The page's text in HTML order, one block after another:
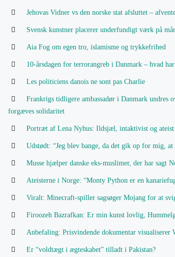
Jehovas Vidner vs den norske stat afsluttet –
Svensk kunstner placerer underfundigt værk på
Aia Fog om egen tro, islamisme og trykkefrihed
10-årsdagen for terrorangreb i Danmark – hvad
Les politiciens danois ne sont pas Charlie
Frankrigs tidligere ambassadør i Danmark undres
forgæves solidaritet
Portræt af Lena Nyhus: Ildsjæl, intaktivist og ateist
Udstødt: “Jeg blev bange, da det gik op for mig, at
Musse hjælper danske eks-muslimer, der har sagt
Ateisterne i Norge: “Monty Python er en
Viralt: Minecraft-spiller sagsøger Mojang for at
Firoozeh Bazrafkan: Er min kunst lovlig,
Anbefaling: Prisvindende dokumentar visualiserer
Er “voldtægt i ægteskabet” tilladt i Pakistan?